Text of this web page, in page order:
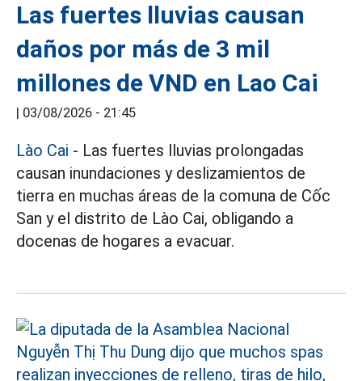
Las fuertes lluvias causan
daños por más de 3 mil
millones de VND en Lao Cai
| 03/08/2026 - 21:45
Lào Cai - Las fuertes lluvias prolongadas
causan inundaciones y deslizamientos de
tierra en muchas áreas de la comuna de Cốc
San y el distrito de Lào Cai, obligando a
docenas de hogares a evacuar.